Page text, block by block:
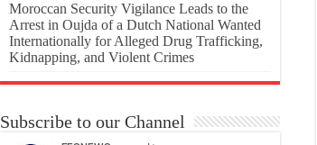
Moroccan Security Vigilance Leads to the
Arrest in Oujda of a Dutch National Wanted
Internationally for Alleged Drug Trafficking,
Kidnapping, and Violent Crimes
Subscribe to our Channel